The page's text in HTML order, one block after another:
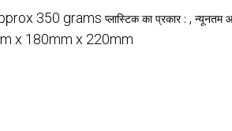
350 grams प्लास्टिक का प्रकार : , न्यूनतम
x 180mm x 220mm